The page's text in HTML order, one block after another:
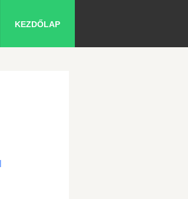
KEZDŐLAP